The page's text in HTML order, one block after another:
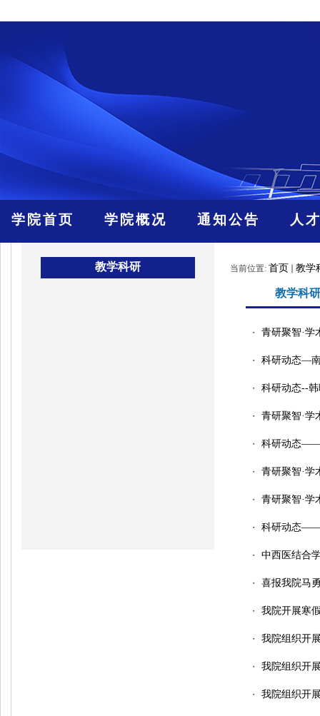
学院首页 学院概况 通知公告 人
教学科研 当前位置: 首页 教学
教学科研
・ 青研聚智·
・ 科研动态—南
・ 科研动态--韩
・ 青研聚智·
・ 科研动态——
・ 青研聚智·
・ 青研聚智·
・ 科研动态——
・ 中西医结合
・ 喜报我院马
・ 我院开展寒
・ 我院组织开
・ 我院组织开
・ 我院组织开